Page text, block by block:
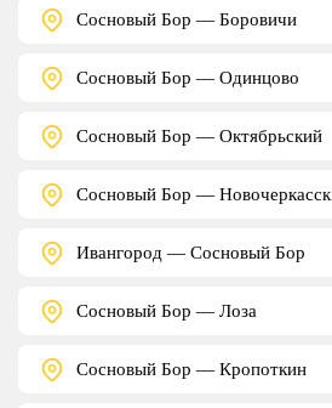
Сосновый Бор — Боровичи
Сосновый Бор — Одинцово
Сосновый Бор — Октябрьский
Сосновый Бор — Новочеркасск
Ивангород — Сосновый Бор
Сосновый Бор — Лоза
Сосновый Бор — Кропоткин